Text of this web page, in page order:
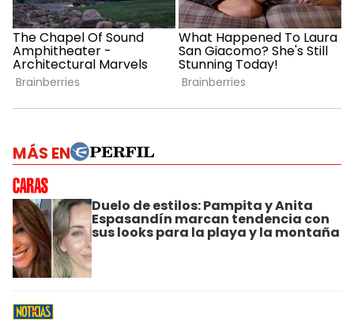
MÁS EN
Duelo de estilos: Pampita y Anita
Espasandín marcan tendencia con
sus looks para la playa y la montaña